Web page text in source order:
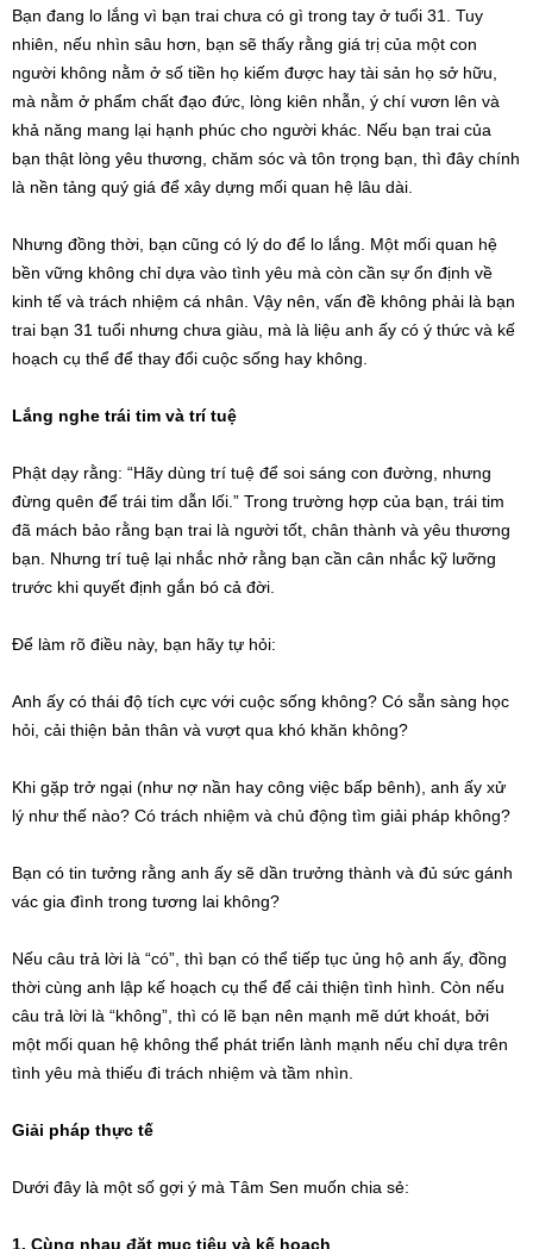
Bạn đang lo lắng vì bạn trai chưa có gì trong tay ở tuổi 31. Tuy
nhiên, nếu nhìn sâu hơn, bạn sẽ thấy rằng giá trị của một con
người không nằm ở số tiền họ kiếm được hay tài sản họ sở hữu,
mà nằm ở phẩm chất đạo đức, lòng kiên nhẫn, ý chí vươn lên và
khả năng mang lại hạnh phúc cho người khác. Nếu bạn trai của
bạn thật lòng yêu thương, chăm sóc và tôn trọng bạn, thì đây chính
là nền tảng quý giá để xây dựng mối quan hệ lâu dài.
Nhưng đồng thời, bạn cũng có lý do để lo lắng. Một mối quan hệ
bền vững không chỉ dựa vào tình yêu mà còn cần sự ổn định về
kinh tế và trách nhiệm cá nhân. Vậy nên, vấn đề không phải là bạn
trai bạn 31 tuổi nhưng chưa giàu, mà là liệu anh ấy có ý thức và kế
hoạch cụ thể để thay đổi cuộc sống hay không.
Lắng nghe trái tim và trí tuệ
Phật dạy rằng: “Hãy dùng trí tuệ để soi sáng con đường, nhưng
đừng quên để trái tim dẫn lối.” Trong trường hợp của bạn, trái tim
đã mách bảo rằng bạn trai là người tốt, chân thành và yêu thương
bạn. Nhưng trí tuệ lại nhắc nhở rằng bạn cần cân nhắc kỹ lưỡng
trước khi quyết định gắn bó cả đời.
Để làm rõ điều này, bạn hãy tự hỏi:
Anh ấy có thái độ tích cực với cuộc sống không? Có sẵn sàng học
hỏi, cải thiện bản thân và vượt qua khó khăn không?
Khi gặp trở ngại (như nợ nần hay công việc bấp bênh), anh ấy xử
lý như thế nào? Có trách nhiệm và chủ động tìm giải pháp không?
Bạn có tin tưởng rằng anh ấy sẽ dần trưởng thành và đủ sức gánh
vác gia đình trong tương lai không?
Nếu câu trả lời là “có”, thì bạn có thể tiếp tục ủng hộ anh ấy, đồng
thời cùng anh lập kế hoạch cụ thể để cải thiện tình hình. Còn nếu
câu trả lời là “không”, thì có lẽ bạn nên mạnh mẽ dứt khoát, bởi
một mối quan hệ không thể phát triển lành mạnh nếu chỉ dựa trên
tình yêu mà thiếu đi trách nhiệm và tầm nhìn.
Giải pháp thực tế
Dưới đây là một số gợi ý mà Tâm Sen muốn chia sẻ:
1. Cùng nhau đặt mục tiêu và kế hoạch